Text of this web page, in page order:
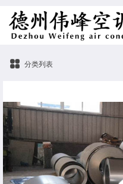
分类列表